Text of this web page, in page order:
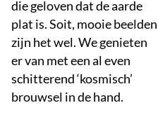
die geloven dat de aarde
plat is. Soit, mooie beelden
zijn het wel. We genieten
er van met een al even
schitterend ‘kosmisch’
brouwsel in de hand.